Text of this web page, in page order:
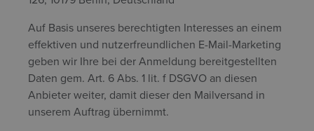
Auf Basis unseres berechtigten Interesses an einem
effektiven und nutzerfreundlichen E-Mail-Marketing
geben wir Ihre bei der Anmeldung bereitgestellten
Daten gem. Art. 6 Abs. 1 lit. f DSGVO an diesen
Anbieter weiter, damit dieser den Mailversand in
unserem Auftrag übernimmt.